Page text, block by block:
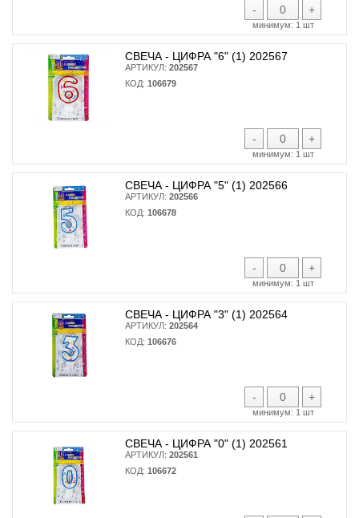
- +
минимум: 1 шт
СВЕЧА - ЦИФРА "6" (1) 202567
АРТИКУЛ: 202567
КОД: 106679
- +
минимум: 1 шт
СВЕЧА - ЦИФРА "5" (1) 202566
АРТИКУЛ: 202566
КОД: 106678
- +
минимум: 1 шт
СВЕЧА - ЦИФРА "3" (1) 202564
АРТИКУЛ: 202564
КОД: 106676
- +
минимум: 1 шт
СВЕЧА - ЦИФРА "0" (1) 202561
АРТИКУЛ: 202561
КОД: 106672